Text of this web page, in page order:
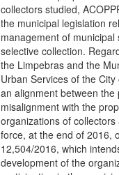
collectors studied,
the municipal legislation
management of municipal
selective collection.
the Limpebras and the
Urban Services of the
an alignment between
misalignment with the
organizations of
force, at the end of 2016,
12,504/2016, which
development of the